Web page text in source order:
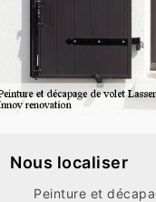
Nous localiser
Peinture et